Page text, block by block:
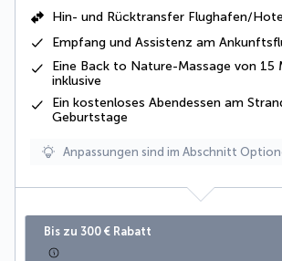
Hin- und Rücktransfer Flughafen/
Empfang und Assistenz am
Eine Back to Nature-Massage von 15
inklusive
Ein kostenloses Abendessen am
Geburtstage
Anpassungen sind im Abschnitt
Bis zu 300 € Rabatt